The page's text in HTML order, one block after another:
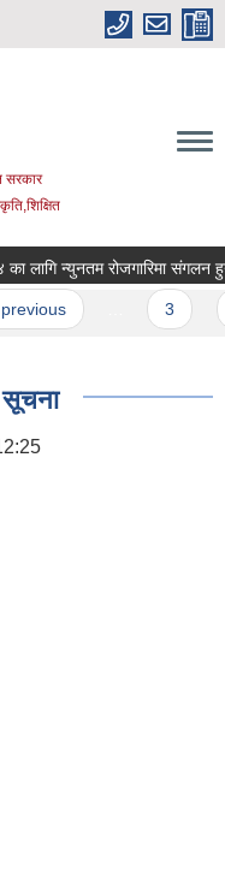
सरकार
न्युनतम रोजगारिमा संगलन